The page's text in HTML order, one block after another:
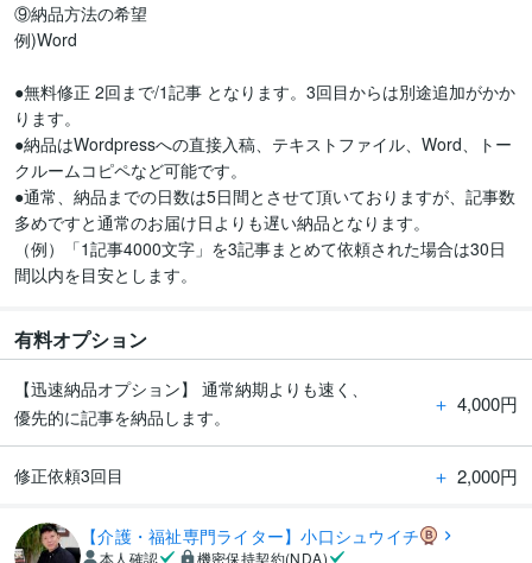
⑨納品方法の希望
例)Word
●無料修正 2回まで/1記事 となります。3回目からは別途追加がかか
ります。
●納品はWordpressへの直接入稿、テキストファイル、Word、トー
クルームコピペなど可能です。
●通常、納品までの日数は5日間とさせて頂いておりますが、記事数
多めですと通常のお届け日よりも遅い納品となります。
（例）「1記事4000文字」を3記事まとめて依頼された場合は30日
間以内を目安とします。
有料オプション
【迅速納品オプション】 通常納期よりも速く、
優先的に記事を納品します。
＋ 4,000円
修正依頼3回目 ＋ 2,000円
【介護・福祉専門ライター】小口シュウイチ
本人確認
機密保持契約(NDA)